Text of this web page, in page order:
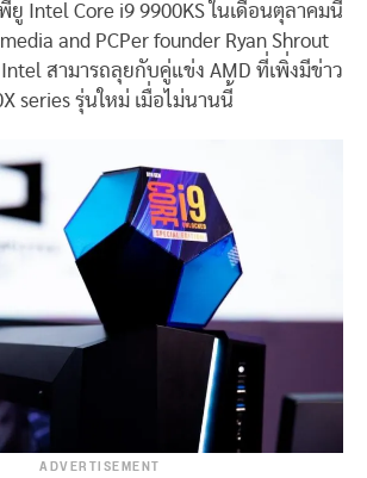
Intel Core i9 9900KS ในเดือนตุลาคมนี้
and PCPer founder Ryan Shrout
สามารถลุยกับคู่แข่ง AMD ที่เพิ่งมีข่าว
series รุ่นใหม่ เมื่อไม่นานนี้
ADVERTISEMENT